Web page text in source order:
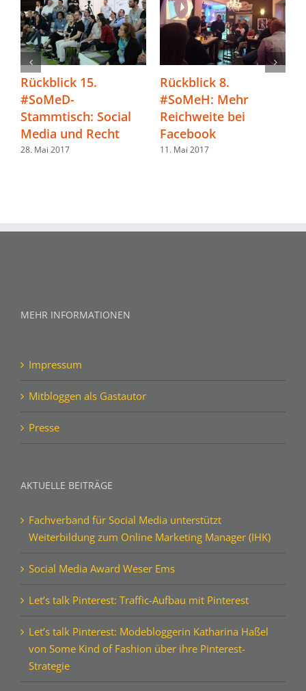
Rückblick 8.
#SoMeH: Mehr
Reichweite bei
Facebook
11. Mai 2017
Rückblick 14.
#SoMeD-
Stammtisch: Social
Media in der
Automotive-
Impressum
Mitbloggen als Gastautor
Presse
Fachverband für Social Media unterstützt
Weiterbildung zum Online Marketing Manager (IHK)
Social Media Award Weser Ems
Let’s talk Pinterest: Traffic-Aufbau mit Pinterest
Let’s talk Pinterest: Modebloggerin Katharina Haßel
von Some Kind of Fashion über ihre Pinterest-
Strategie